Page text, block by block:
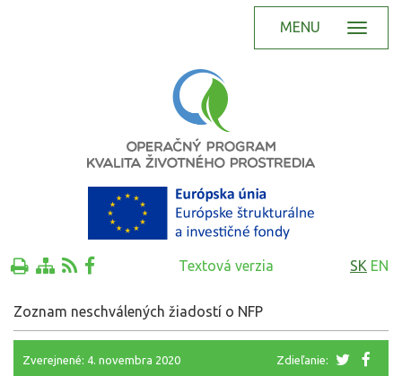
MENU
Textová verzia SK EN
Zoznam neschválených žiadostí o NFP
Zverejnené: 4. novembra 2020 Zdieľanie: